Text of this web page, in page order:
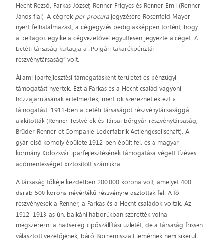
Hecht Rezső, Farkas József, Renner Frigyes és Renner Emil (Renner
János fiai). A cégnek per procura jegyzésére Rosenfeld Mayer
nyert felhatalmazást, a cégjegyzés pedig akképpen történt, hogy
a beltagok egyike a cégvezetővel együttesen jegyezte a céget. A
betéti társaság kültagja a „Polgári takarékpénztár
részvénytársaság” volt.
Állami iparfejlesztési támogatásként területet és pénzügyi
támogatást nyertek. Ezt a Farkas és a Hecht család vagyoni
hozzájárulásának értelmezték, mert ők szerezhették ezt a
támogatást. 1911-ben a betéti társaságot részvénytársasággá
alakították (Renner Testvérek és Társai bőrgyár részvénytársaság,
Brüder Renner et Companie Lederfabrik Actiengesellschaft). A
gyár első komoly épülete 1912-ben épült fel, és a magyar
kormány Kolozsvár iparfejlesztésének támogatása végett tízéves
adómentességet biztosított számukra.
A társaság tőkéje kezdetben 200.000 korona volt, amelyet 400
darab 500 korona névértékű részvényre osztottak fel. A fő
részvényesek a Renner, a Farkas és a Hecht családok voltak. Az
1912–1913-as ún. balkáni háborúkban szerették volna
megszerezni a hadsereg cipőszállítási üzletét, de a társaság frissen
választott vezetőjének, báró Bornemissza Elemérnek nem sikerült